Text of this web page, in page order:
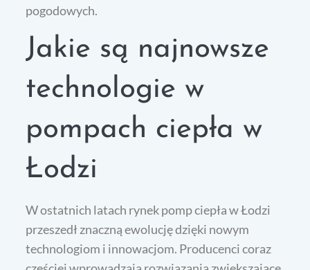
pogodowych.
Jakie są najnowsze
technologie w
pompach ciepła w
Łodzi
W ostatnich latach rynek pomp ciepła w Łodzi
przeszedł znaczną ewolucję dzięki nowym
technologiom i innowacjom. Producenci coraz